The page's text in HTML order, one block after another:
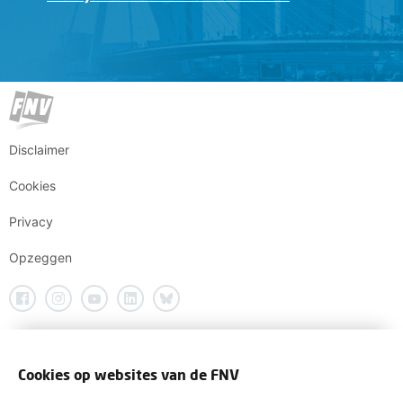
Disclaimer
Cookies
Privacy
Opzeggen
Cookies op websites van de FNV